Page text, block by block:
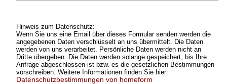
Hinweis zum Datenschutz:
Wenn Sie uns eine Email über dieses Formular senden werden die
angegebenen Daten verschlüsselt an uns übermittelt. Die Daten
werden von uns verarbeitet. Persönliche Daten werden nicht an
Dritte übergeben. Die Daten werden solange gespeichert, bis Ihre
Anfrage abgeschlossen ist bzw. es die gesetzlichen Bestimmungen
vorschreiben. Weitere Informationen finden Sie hier:
Datenschutzbestimmungen von homeform